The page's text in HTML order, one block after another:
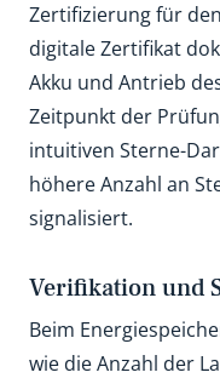
Zertifizierung für
digitale Zertifikat
Akku und Antrieb
Zeitpunkt der
intuitiven Sterne-
höhere Anzahl an
signalisiert.
Verifikation und
Beim
wie die Anzahl der